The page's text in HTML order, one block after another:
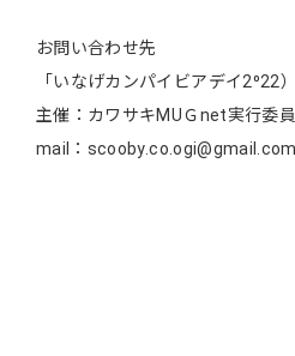
お問い合わせ先
「いなげカンパイビアデイ2⁰22）
主催：カワサキMUＧnet実行委
mail：scooby.co.ogi@gmail.com